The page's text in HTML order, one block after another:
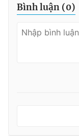
Bình luận (0)